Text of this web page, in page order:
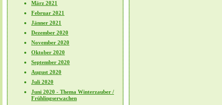
März 2021
Februar 2021
Jänner 2021
Dezember 2020
November 2020
Oktober 2020
September 2020
August 2020
Juli 2020
Juni 2020 - Thema Winterzauber /
Frühlingserwachen